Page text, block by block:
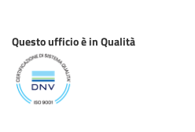
Questo ufficio è in Qualità